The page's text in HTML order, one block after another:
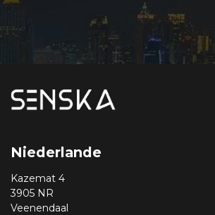
Niederlande
Kazemat 4
3905 NR
Veenendaal